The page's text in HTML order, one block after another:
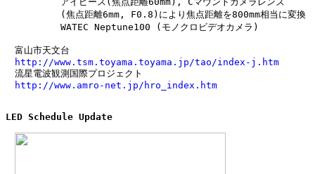
(焦点距離6mm, F0.8)により焦点距離を800mm相当に変換
WATEC Neptune100 (モノクロビデオカメラ)
富山市天文台
http://www.tsm.toyama.toyama.jp/tao/index-j.htm
流星電波観測国際プロジェクト
http://www.amro-net.jp/hro_index.htm
LED Schedule Update